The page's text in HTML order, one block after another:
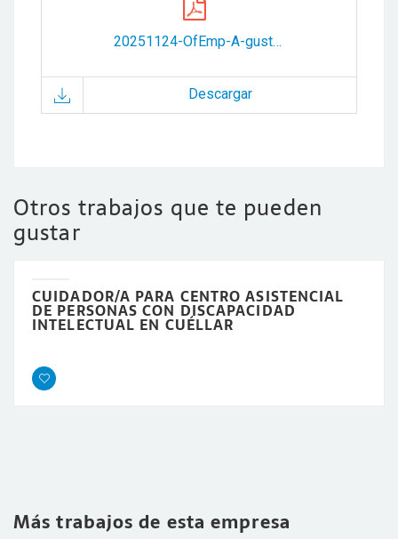
20251124-OfEmp-A-gusto-en-casa-Lerma.pdf
Descargar
Otros trabajos que te pueden
gustar
CUIDADOR/A PARA CENTRO ASISTENCIAL
DE PERSONAS CON DISCAPACIDAD
INTELECTUAL EN CUÉLLAR
Más trabajos de esta empresa